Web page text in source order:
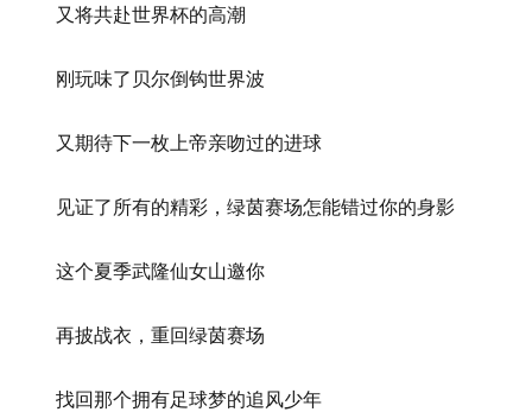
又将共赴世界杯的高潮
刚玩味了贝尔倒钩世界波
又期待下一枚上帝亲吻过的进球
见证了所有的精彩，绿茵赛场怎能错过你的身影
这个夏季武隆仙女山邀你
再披战衣，重回绿茵赛场
找回那个拥有足球梦的追风少年